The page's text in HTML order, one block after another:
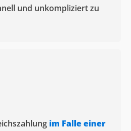
und unkompliziert zu
im Falle einer